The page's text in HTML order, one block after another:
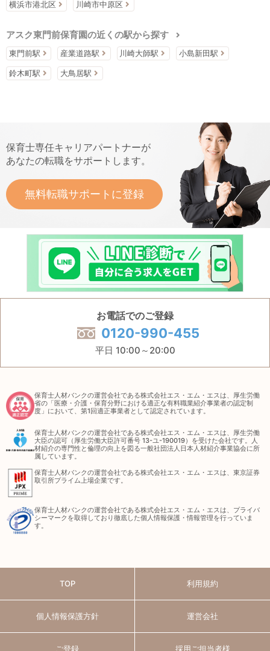
横浜市港北区 川崎市中原区
アスク東門前保育園の近くの駅から探す
東門前駅 産業道路駅 川崎大師駅 小島新田駅
鈴木町駅 大鳥居駅
保育士専任キャリアパートナーが
あなたの転職をサポートします。
無料転職サポートに登録
お電話でのご登録
0120-990-455
平日 10:00～20:00
保育士人材バンクの運営会社である株式会社エス・エム・エスは、厚生労働
省の「医療・介護・保育分野における適正な有料職業紹介事業者の認定制
度」において、第1回適正事業者として認定されています。
保育士人材バンクの運営会社である株式会社エス・エム・エスは、厚生労働
大臣の認可（厚生労働大臣許可番号 13-ユ-190019）を受けた会社です。人
材紹介の専門性と倫理の向上を図る一般社団法人日本人材紹介事業協会に所
属しています。
保育士人材バンクの運営会社である株式会社エス・エム・エスは、東京証券
取引所プライム上場企業です。
保育士人材バンクの運営会社である株式会社エス・エム・エスは、プライバ
シーマークを取得しており徹底した個人情報保護・情報管理を行っていま
す。
TOP 利用規約
個人情報保護方針 運営会社
ご登録 採用ご担当者様